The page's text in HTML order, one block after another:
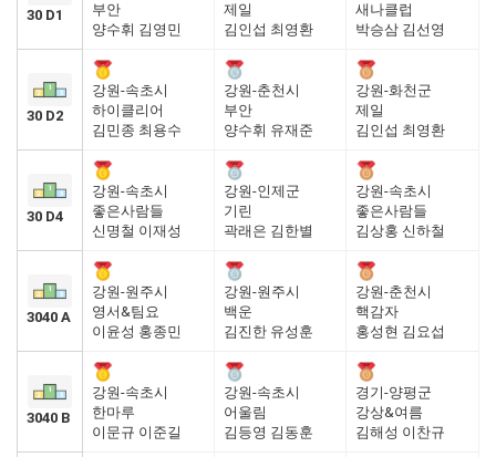
30 D1
부안
양수휘 김영민
제일
김인섭 최영환
새나클럽
박승삼 김선영
30 D2
강원-속초시
하이클리어
김민종 최용수
강원-춘천시
부안
양수휘 유재준
강원-화천군
제일
김인섭 최영환
30 D4
강원-속초시
좋은사람들
신명철 이재성
강원-인제군
기린
곽래은 김한별
강원-속초시
좋은사람들
김상홍 신하철
3040 A
강원-원주시
영서&팀요
이윤성 홍종민
강원-원주시
백운
김진한 유성훈
강원-춘천시
핵감자
홍성현 김요섭
3040 B
강원-속초시
한마루
이문규 이준길
강원-속초시
어울림
김등영 김동훈
경기-양평군
강상&여름
김해성 이찬규